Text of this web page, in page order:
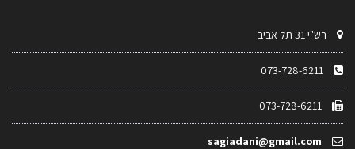
רש"י 31 תל אביב
sagiadani@gmail.com